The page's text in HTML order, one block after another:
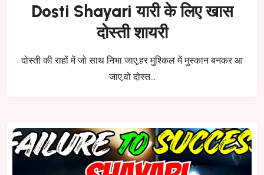
Dosti Shayari यारी के लिए खास
दोस्ती शायरी
दोस्ती की राहों में जो साथ निभा जाए,हर मुश्किल में मुस्कान बनकर आ
जाए,वो दोस्त…